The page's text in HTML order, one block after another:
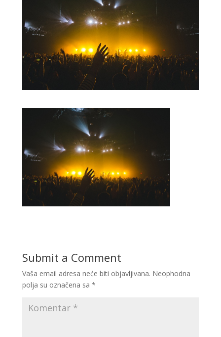
Submit a Comment
Vaša email adresa neće biti objavljivana. Neophodna
polja su označena sa *